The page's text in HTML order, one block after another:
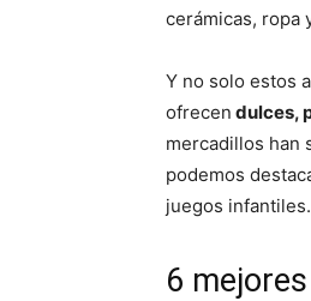
cerámicas, ropa
Y no solo estos
ofrecen dulces,
mercadillos han
podemos
juegos infantiles.
6